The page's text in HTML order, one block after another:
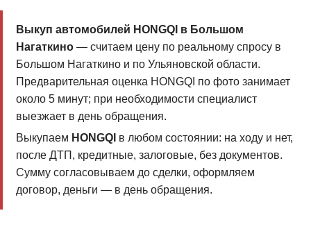
Выкуп автомобилей HONGQI в Большом
Нагаткино— считаем цену по реальному спросу в
Большом Нагаткино и по Ульяновской области.
Предварительная оценка HONGQI по фото занимает
около 5 минут; при необходимости специалист
выезжает в день обращения.
Выкупаем HONGQI в любом состоянии: на ходу и нет,
после ДТП, кредитные, залоговые, без документов.
Сумму согласовываем до сделки, оформляем
договор, деньги — в день обращения.